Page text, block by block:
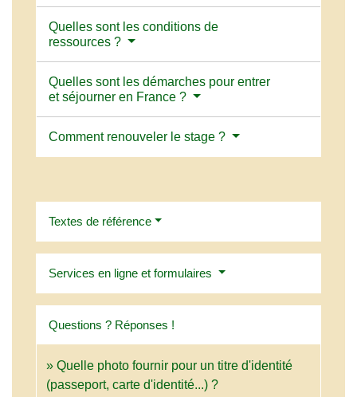
Quelles sont les conditions de
ressources ?
Quelles sont les démarches pour entrer
et séjourner en France ?
Comment renouveler le stage ?
Textes de référence
Services en ligne et formulaires
Questions ? Réponses !
Quelle photo fournir pour un titre d'identité
(passeport, carte d'identité...) ?